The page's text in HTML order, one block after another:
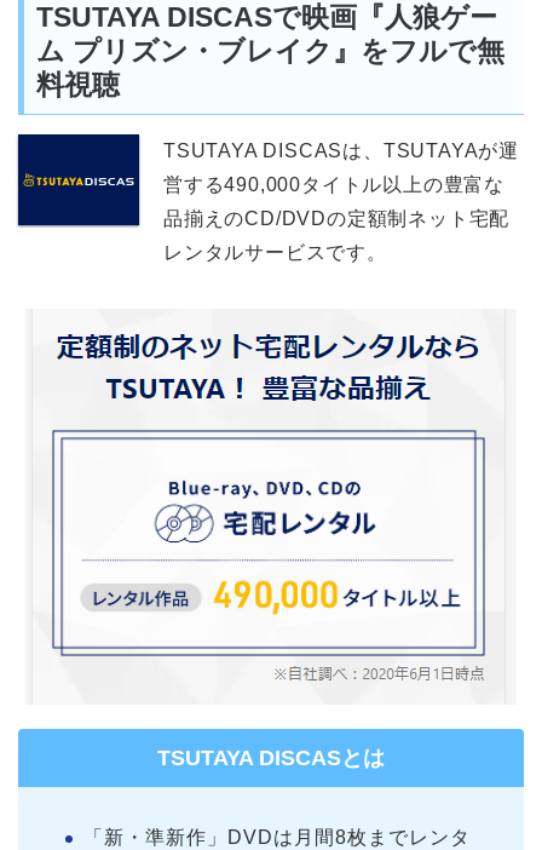
TSUTAYA DISCASで映画『人狼ゲー
ム プリズン・ブレイク』をフルで無
料視聴
TSUTAYA DISCASは、TSUTAYAが運
営する490,000タイトル以上の豊富な
品揃えのCD/DVDの定額制ネット宅配
レンタルサービスです。
TSUTAYA DISCASとは
「新・準新作」DVDは月間8枚までレンタ